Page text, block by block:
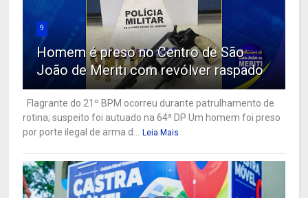
9
Homem é preso no Centro de São
João de Meriti com revólver raspado
Flagrante do 21º BPM ocorreu durante patrulhamento de
rotina; suspeito foi autuado na 64ª DP Um homem foi preso
por porte ilegal de arma d... Leia Mais